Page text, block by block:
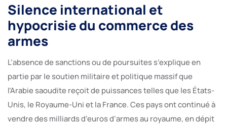
Silence international et
hypocrisie du commerce des
armes
L’absence de sanctions ou de poursuites s’explique en
partie par le soutien militaire et politique massif que
l’Arabie saoudite reçoit de puissances telles que les États-
Unis, le Royaume-Uni et la France. Ces pays ont continué à
vendre des milliards d’euros d’armes au royaume, en dépit